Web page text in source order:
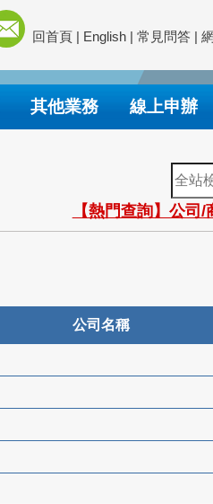
回首頁 | English | 常見問答 |
其他業務 線上申辦
全
站
檢
索
【熱門查詢】公司
公司名稱